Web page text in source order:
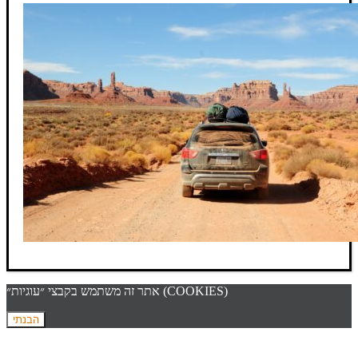
אתר זה משתמש בקבצי ״עוגיות״ (COOKIES)
הבנתי